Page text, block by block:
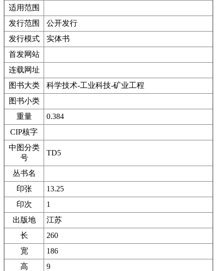
适用范围
发行范围
公开发行
发行模式
实体书
首发网站
连载网址
图书大类
科学技术-工业科技-矿业工程
图书小类
重量
0.384
CIP核字
中图分类
号
TD5
丛书名
印张
13.25
印次
1
出版地
江苏
长
260
宽
186
高
9